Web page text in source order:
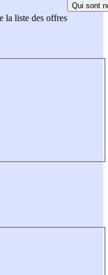
la liste des offres
Qui sont